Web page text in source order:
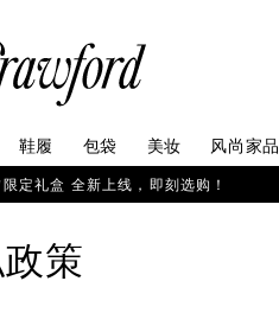
索
你
的
鞋履 包袋 美妆 风尚家品
定礼盒 全新上线，即刻选购！
策